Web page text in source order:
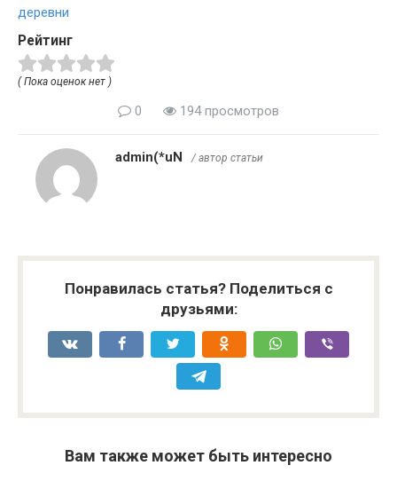
деревни
Рейтинг
( Пока оценок нет )
0 194 просмотров
admin(*uN / автор статьи
Понравилась статья? Поделиться с
друзьями:
Вам также может быть интересно